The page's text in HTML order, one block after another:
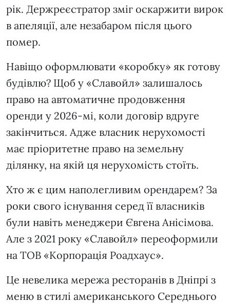
рік. Держреєстратор зміг оскаржити вирок
в апеляції, але незабаром після цього
помер.
Навіщо оформлювати «коробку» як готову
будівлю? Щоб у «Славойл» залишалось
право на автоматичне продовження
оренди у 2026-мі, коли договір вдруге
закінчиться. Адже власник нерухомості
має пріоритетне право на земельну
ділянку, на якій ця нерухомість стоїть.
Хто ж є цим наполегливим орендарем? За
роки свого існування серед її власників
були навіть менеджери Євгена Анісімова.
Але з 2021 року «Славойл» переоформили
на ТОВ «Корпорація Роадхаус».
Це невелика мережа ресторанів в Дніпрі з
меню в стилі американського Середнього